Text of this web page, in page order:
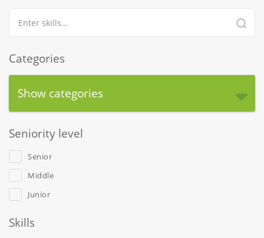
Categories
Show categories
Seniority level
Senior
Middle
Junior
Skills